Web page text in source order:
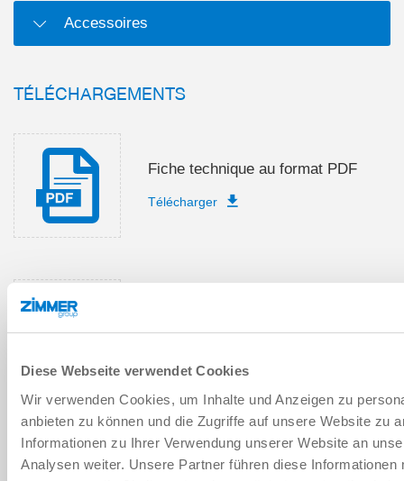
Diese Webseite verwendet Cookies
Wir verwenden Cookies, um Inhalte und Anzeigen zu
anbieten zu können und die Zugriffe auf unsere Website zu
Informationen zu Ihrer Verwendung unserer Website an
Analysen weiter. Unsere Partner führen diese
Accessoires
TÉLÉCHARGEMENTS
Fiche technique au format PDF
Télécharger
Télécharger les données de CAO